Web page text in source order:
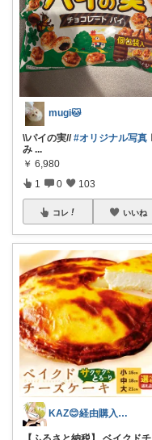
mugi🐱
\\パイの実//#オリジナル写真
み ...
￥ 6,980
1 0 103
コレ いいね
KAZ😊経由購入ありがとうございます✨